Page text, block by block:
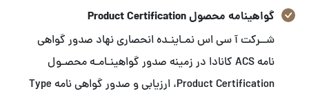
گواهینامه محصول Product Certification
شــرکت آ سی اس نمـاینـده انحصاری نهاد صدور گواهی
نامه ACS کانادا در زمینه صدور گواهینـامـه محصـول
Product Certification، ارزیابی و صدور گواهی نامه Type